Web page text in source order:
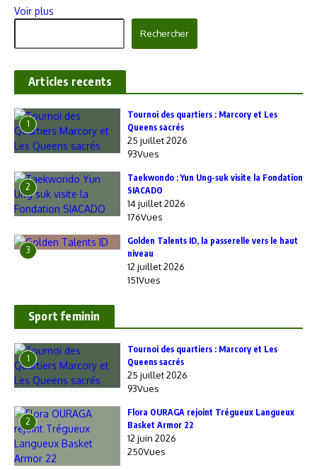
Voir plus
Rechercher
Articles recents
1
‎Tournoi des quartiers : Marcory et Les
Queens sacrés
25 juillet 2026
93Vues
2
Taekwondo : Yun Ung-suk visite la Fondation
SIACADO
14 juillet 2026
176Vues
3
Golden Talents ID, la passerelle vers le haut
niveau
12 juillet 2026
151Vues
Sport feminin
1
‎Tournoi des quartiers : Marcory et Les
Queens sacrés
25 juillet 2026
93Vues
2
Flora OURAGA rejoint Trégueux Langueux
Basket Armor 22
12 juin 2026
250Vues